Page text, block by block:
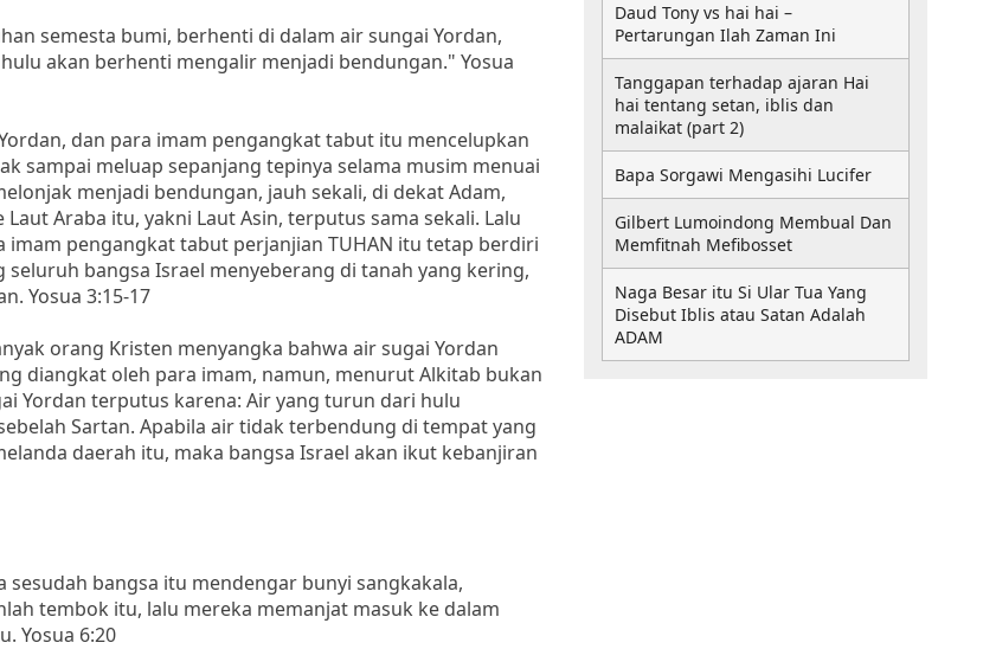
semesta bumi, berhenti di dalam air sungai Yordan,
akan berhenti mengalir menjadi bendungan." Yosua
dan para imam pengangkat tabut itu mencelupkan
sampai meluap sepanjang tepinya selama musim menuai
menjadi bendungan, jauh sekali, di dekat Adam,
Araba itu, yakni Laut Asin, terputus sama sekali. Lalu
pengangkat tabut perjanjian TUHAN itu tetap berdiri
bangsa Israel menyeberang di tanah yang kering,
Yosua 3:15-17
orang Kristen menyangka bahwa air sugai Yordan
diangkat oleh para imam, namun, menurut Alkitab bukan
Yordan terputus karena: Air yang turun dari hulu
Sartan. Apabila air tidak terbendung di tempat yang
daerah itu, maka bangsa Israel akan ikut kebanjiran
bangsa itu mendengar bunyi sangkakala,
tembok itu, lalu mereka memanjat masuk ke dalam
Yosua 6:20
Daud Tony vs hai hai –
Pertarungan Ilah Zaman Ini
Tanggapan terhadap ajaran Hai
hai tentang setan, iblis dan
malaikat (part 2)
Bapa Sorgawi Mengasihi Lucifer
Gilbert Lumoindong Membual Dan
Memfitnah Mefibosset
Naga Besar itu Si Ular Tua Yang
Disebut Iblis atau Satan Adalah
ADAM